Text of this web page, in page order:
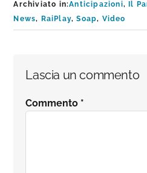
Archiviato in:Anticipazioni, Il
News, RaiPlay,Soap, Video
Interazioni
del
Lascia un commento
Commento *